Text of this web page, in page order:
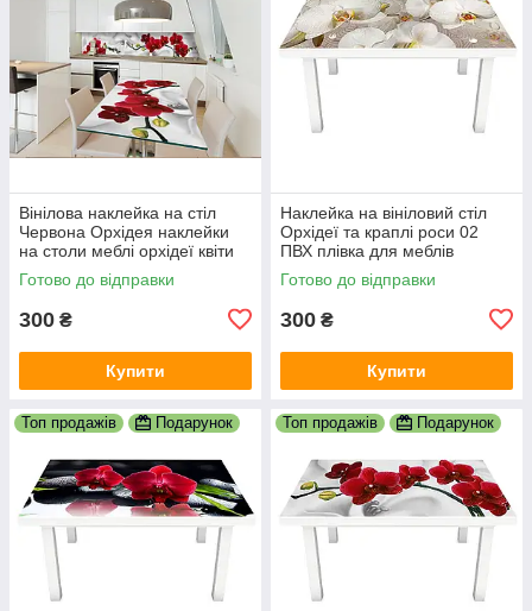
Вінілова наклейка на стіл
Червона Орхідея наклейки
на столи меблі орхідеї квіти
на білому тлі 600х1200 мм
Готово до відправки
300 ₴
Купити
Наклейка на вініловий стіл
Орхідеї та краплі роси 02
ПВХ плівка для меблів
інтер'єрна 3D бежевий
600х1200 мм
Готово до відправки
300 ₴
Купити
Топ продажів Подарунок Топ продажів Подарунок